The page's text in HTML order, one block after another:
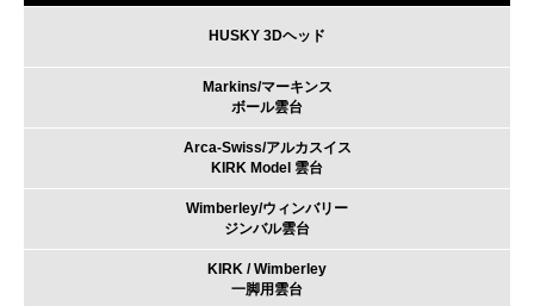
HUSKY 3Dヘッド
Markins/マーキンス
ボール雲台
Arca-Swiss/アルカスイス
KIRK Model 雲台
Wimberley/ウィンバリー
ジンバル雲台
KIRK / Wimberley
一脚用雲台